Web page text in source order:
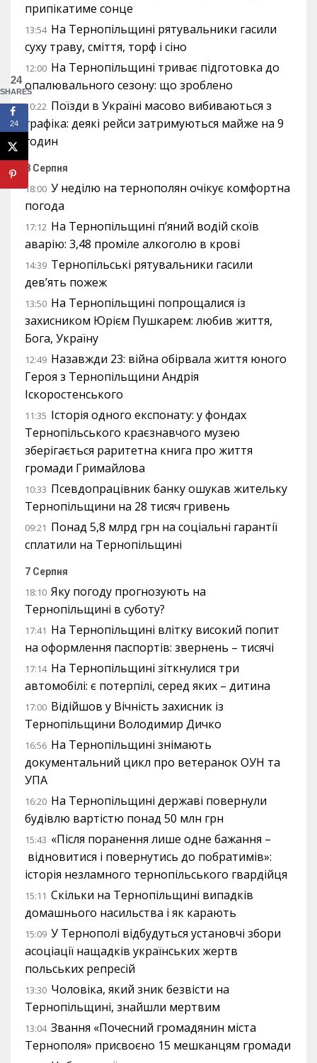
припікатиме сонце
13:54 На Тернопільщині рятувальники гасили
суху траву, сміття, торф і сіно
12:00 На Тернопільщині триває підготовка до
опалювального сезону: що зроблено
10:22 Поїзди в Україні масово вибиваються з
графіка: деякі рейси затримуються майже на 9
годин
8 Серпня
18:00 У неділю на тернополян очікує комфортна
погода
17:12 На Тернопільщині п’яний водій скоїв
аварію: 3,48 проміле алкоголю в крові
14:39 Тернопільські рятувальники гасили
дев’ять пожеж
13:50 На Тернопільщині попрощалися із
захисником Юрієм Пушкарем: любив життя,
Бога, Україну
12:49 Назавжди 23: війна обірвала життя юного
Героя з Тернопільщини Андрія
Іскоростенського
11:35 Історія одного експонату: у фондах
Тернопільського краєзнавчого музею
зберігається раритетна книга про життя
громади Гримайлова
10:33 Псевдопрацівник банку ошукав жительку
Тернопільщини на 28 тисяч гривень
09:21 Понад 5,8 млрд грн на соціальні гарантії
сплатили на Тернопільщині
7 Серпня
18:10 Яку погоду прогнозують на
Тернопільщині в суботу?
17:41 На Тернопільщині влітку високий попит
на оформлення паспортів: звернень – тисячі
17:14 На Тернопільщині зіткнулися три
автомобілі: є потерпілі, серед яких – дитина
17:00 Відійшов у Вічність захисник із
Тернопільщини Володимир Дичко
16:56 На Тернопільщині знімають
документальний цикл про ветеранок ОУН та
УПА
16:20 На Тернопільщині державі повернули
будівлю вартістю понад 50 млн грн
15:43 «Після поранення лише одне бажання –
відновитися і повернутись до побратимів»:
історія незламного тернопільського гвардійця
15:11 Скільки на Тернопільщині випадків
домашнього насильства і як карають
15:09 У Тернополі відбудуться установчі збори
асоціації нащадків українських жертв
польських репресій
13:30 Чоловіка, який зник безвісти на
Тернопільщині, знайшли мертвим
13:04 Звання «Почесний громадянин міста
Тернополя» присвоєно 15 мешканцям громади
24
SHARES
24